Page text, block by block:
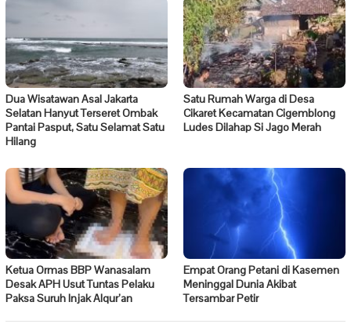
Dua Wisatawan Asal Jakarta
Selatan Hanyut Terseret Ombak
Pantai Pasput, Satu Selamat Satu
Hilang
Satu Rumah Warga di Desa
Cikaret Kecamatan Cigemblong
Ludes Dilahap Si Jago Merah
Ketua Ormas BBP Wanasalam
Desak APH Usut Tuntas Pelaku
Paksa Suruh Injak Alqur’an
Empat Orang Petani di Kasemen
Meninggal Dunia Akibat
Tersambar Petir